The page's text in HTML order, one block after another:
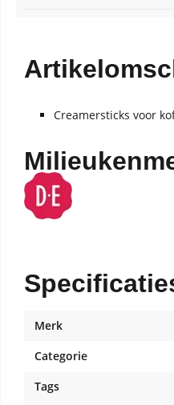
Creamersticks voor
Merk
Categorie
Tags